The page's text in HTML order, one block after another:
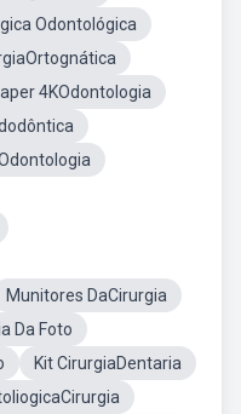
Odontológica
4KOdontologia
Munitores DaCirurgia
Da Foto
Kit CirurgiaDentaria